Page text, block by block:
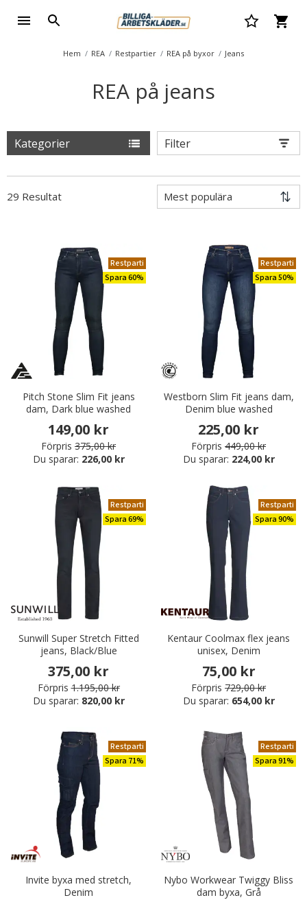
Hem REA Restpartier REA på byxor Jeans
REA på jeans
Kategorier Filter
29 Resultat
Restparti
Spara 60%
Pitch Stone Slim Fit jeans
dam, Dark blue washed
149,00 kr
Förpris 375,00 kr
Du sparar: 226,00 kr
Restparti
Spara 50%
Westborn Slim Fit jeans dam,
Denim blue washed
225,00 kr
Förpris 449,00 kr
Du sparar: 224,00 kr
Restparti
Spara 69%
Sunwill Super Stretch Fitted
jeans, Black/Blue
375,00 kr
Förpris 1.195,00 kr
Du sparar: 820,00 kr
Restparti
Spara 90%
Kentaur Coolmax flex jeans
unisex, Denim
75,00 kr
Förpris 729,00 kr
Du sparar: 654,00 kr
Restparti
Spara 71%
Invite byxa med stretch,
Denim
Restparti
Spara 91%
Nybo Workwear Twiggy Bliss
dam byxa, Grå